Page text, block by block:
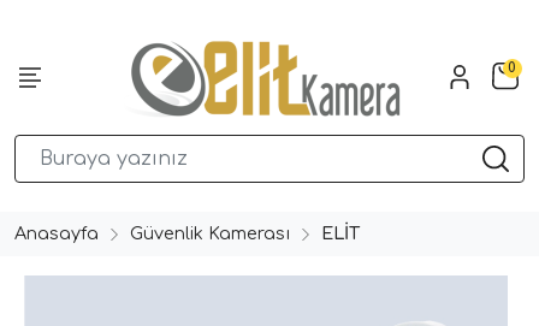
0
Anasayfa Güvenlik Kamerası ELİT